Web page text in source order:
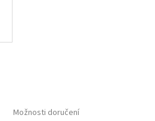
Možnosti doručení